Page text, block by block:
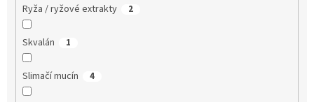
Ryža / ryžové extrakty 2
Skvalán 1
Slimačí mucín 4